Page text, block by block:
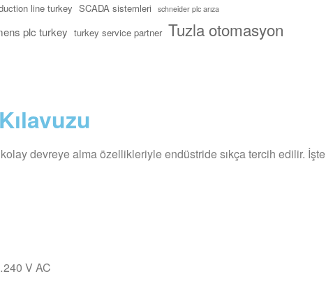
line turkey SCADA sistemleri schneider plc arıza
plc turkey turkey service partner Tuzla otomasyon
kolay devreye alma özellikleriyle endüstride sıkça tercih edilir. İşte
V AC